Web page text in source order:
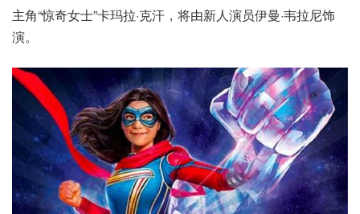
主角“惊奇女士”卡玛拉·克汗，将由新人演员伊曼·韦拉尼饰
演。